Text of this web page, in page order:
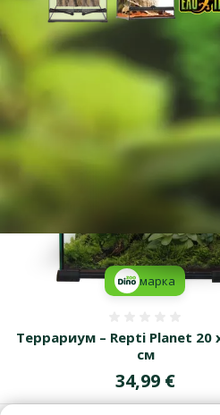
Террариум – Repti Planet 20
см
Цена
34,99 €
марка